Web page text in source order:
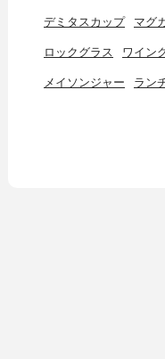
デミタスカップ マグ
ロックグラス ワイン
メイソンジャー ラン